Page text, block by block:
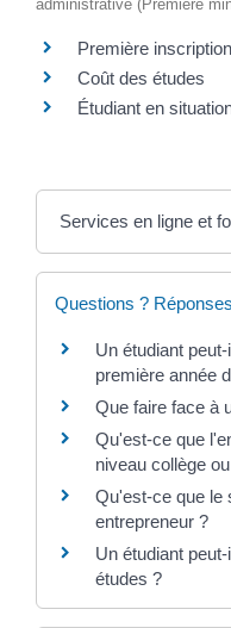
administrative (Première
Première inscription
Coût des études
Étudiant en
Services en ligne et
Questions ?
Un étudiant
première année
Que faire face à
Qu'est-ce que
niveau collège
Qu'est-ce que le
entrepreneur ?
Un étudiant
études ?